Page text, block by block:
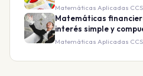
Matemáticas Aplicadas
Matemáticas
interés simple y
Matemáticas Aplicadas